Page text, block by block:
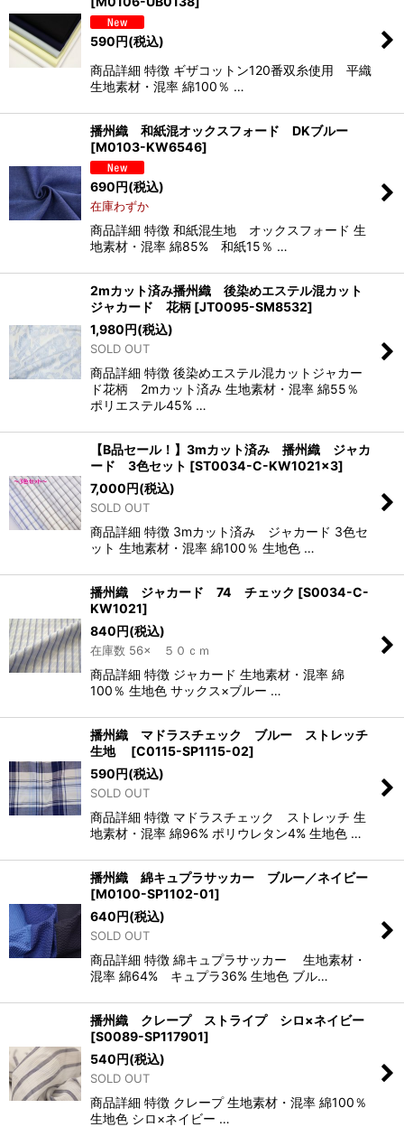
590円(税込)
商品詳細 特徴 ギザコットン120番双糸使用 平織
生地素材・混率 綿100％ …
播州織 和紙混オックスフォード DKブルー
[M0103-KW6546]
690円(税込)
在庫わずか
商品詳細 特徴 和紙混生地 オックスフォード 生
地素材・混率 綿85% 和紙15％ …
2mカット済み播州織 後染めエステル混カット
ジャカード 花柄 [JT0095-SM8532]
1,980円(税込)
SOLD OUT
商品詳細 特徴 後染めエステル混カットジャカー
ド花柄 2mカット済み 生地素材・混率 綿55％
ポリエステル45% …
【B品セール！】3mカット済み 播州織 ジャカ
ード 3色セット [ST0034-C-KW1021×3]
7,000円(税込)
SOLD OUT
商品詳細 特徴 3mカット済み ジャカード 3色セ
ット 生地素材・混率 綿100％ 生地色 …
播州織 ジャカード 74 チェック [S0034-C-
KW1021]
840円(税込)
在庫数 56× ５０ｃｍ
商品詳細 特徴 ジャカード 生地素材・混率 綿
100％ 生地色 サックス×ブルー …
播州織 マドラスチェック ブルー ストレッチ
生地
[C0115-SP1115-02]
590円(税込)
SOLD OUT
商品詳細 特徴 マドラスチェック ストレッチ 生
地素材・混率 綿96% ポリウレタン4% 生地色 …
播州織 綿キュプラサッカー ブルー／ネイビー
[M0100-SP1102-01]
640円(税込)
SOLD OUT
商品詳細 特徴 綿キュプラサッカー 生地素材・
混率 綿64% キュプラ36% 生地色 ブル…
播州織 クレープ ストライプ シロ×ネイビー
[S0089-SP117901]
540円(税込)
SOLD OUT
商品詳細 特徴 クレープ 生地素材・混率 綿100％
生地色 シロ×ネイビー …